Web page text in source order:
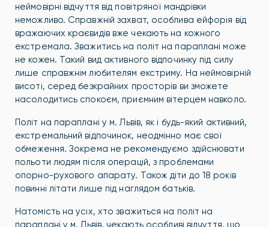
неймовірні відчуття від повітряної мандрівки
неможливо. Справжній захват, особлива ейфорія від
вражаючих краєвидів вже чекають на кожного
екстремала. Зважитись на політ на параплані може
не кожен. Такий вид активного відпочинку під силу
лише справжнім любителям екстриму. На неймовірній
висоті, серед безкрайних просторів ви зможете
насолодитись спокоєм, приємним вітерцем навколо.
Політ на параплані у м. Львів, як і будь-який активний,
екстремальний відпочинок, неодмінно має свої
обмеження. Зокрема не рекомендуємо здійснювати
польоти людям після операцій, з проблемами
опорно-рухового апарату. Також діти до 18 років
повинні літати лише під наглядом батьків.
Натомість на усіх, хто зважиться на політ на
параплані у м. Львів, чекають особливі відчуття, що